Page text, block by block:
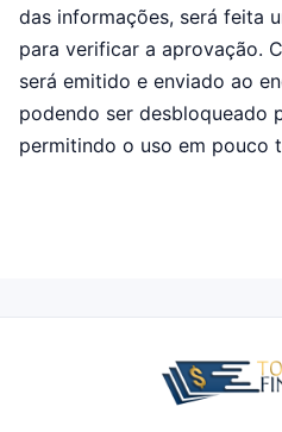
das informações, será feita
para verificar a aprovação.
será emitido e enviado ao
podendo ser desbloqueado
permitindo o uso em pouco